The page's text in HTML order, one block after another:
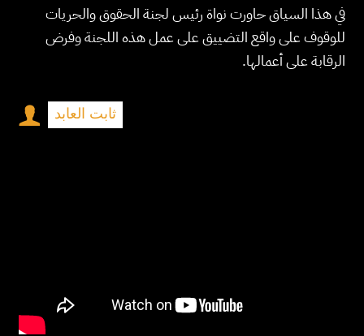
في هذا السياق حاورت نواة رئيس لجنة الحقوق والحريات
للوقوف على واقع التضييق على عمل هذه اللجنة وفرض
الرقابة على أعمالها.
ثابت العابد